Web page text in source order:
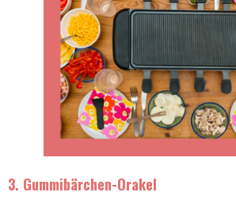
3. Gummibärchen-Orakel